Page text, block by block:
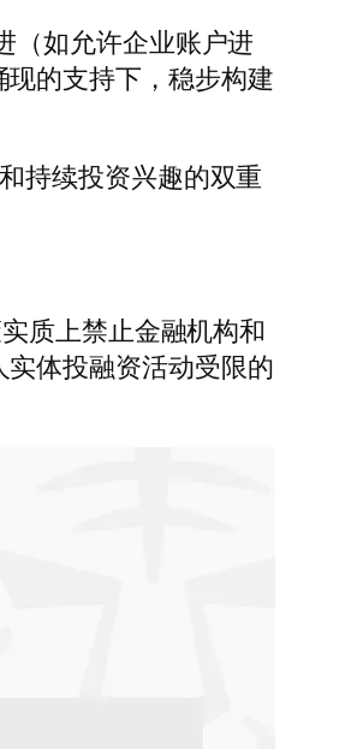
（如允许企业账户进
的支持下，稳步构建
持续投资兴趣的双重
质上禁止金融机构和
体投融资活动受限的